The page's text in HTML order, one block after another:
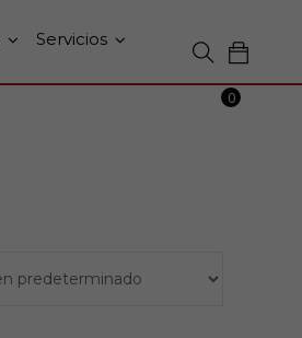
Servicios
0